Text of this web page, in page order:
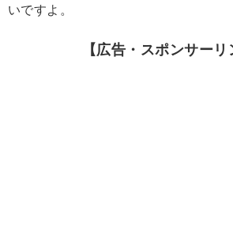
いですよ。
【広告・スポンサーリ